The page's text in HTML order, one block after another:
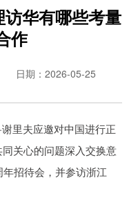
华有哪些考量
作
日期：2026-05-25
里夫应邀对中国进行正
关心的问题深入交换意
招待会，并参访浙江